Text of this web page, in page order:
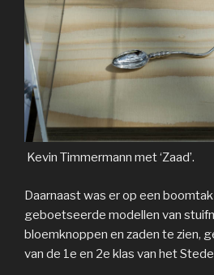
Kevin Timmermann met ‘Zaad’.
Daarnaast was er op een
geboetseerde modellen van
bloemknoppen en zaden te zien,
van de 1e en 2e klas van het